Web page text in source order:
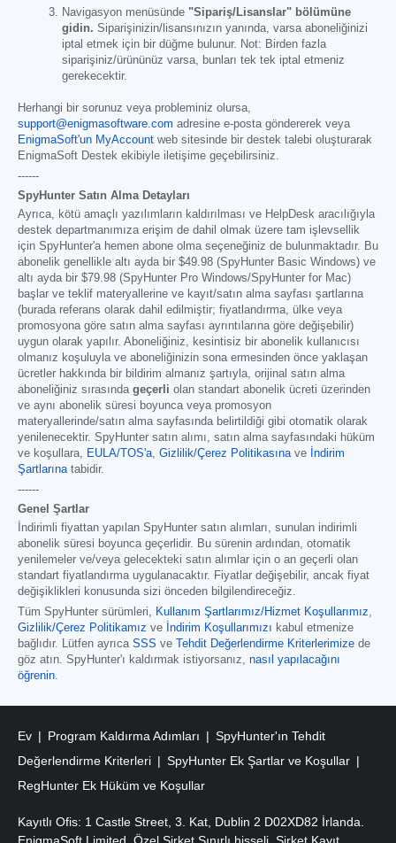
Navigasyon menüsünde "Sipariş/Lisanslar" bölümüne
gidin. Siparişinizin/lisansınızın yanında, varsa aboneliğinizi
iptal etmek için bir düğme bulunur. Not: Birden fazla
siparişiniz/ürününüz varsa, bunları tek tek iptal etmeniz
gerekecektir.
Herhangi bir sorunuz veya probleminiz olursa,
support@enigmasoftware.com adresine e-posta göndererek veya
EnigmaSoft'un MyAccount web sitesinde bir destek talebi oluşturarak
EnigmaSoft Destek ekibiyle iletişime geçebilirsiniz.
------
SpyHunter Satın Alma Detayları
Ayrıca, kötü amaçlı yazılımların kaldırılması ve HelpDesk aracılığıyla
destek departmanımıza erişim de dahil olmak üzere tam işlevsellik
için SpyHunter'a hemen abone olma seçeneğiniz de bulunmaktadır. Bu
abonelik genellikle altı ayda bir $49.98 (SpyHunter Basic Windows) ve
altı ayda bir $79.98 (SpyHunter Pro Windows/SpyHunter for Mac)
başlar ve teklif materyallerine ve kayıt/satın alma sayfası şartlarına
(burada referans olarak dahil edilmiştir; fiyatlandırma, ülke veya
promosyona göre satın alma sayfası ayrıntılarına göre değişebilir)
uygun olarak yapılır. Aboneliğiniz, kesintisiz bir abonelik kullanıcısı
olmanız koşuluyla ve aboneliğinizin sona ermesinden önce yaklaşan
ücretler hakkında bir bildirim almanız şartıyla, orijinal satın alma
aboneliğiniz sırasında geçerli olan standart abonelik ücreti üzerinden
ve aynı abonelik süresi boyunca veya promosyon
materyallerinde/satın alma sayfasında belirtildiği gibi otomatik olarak
yenilenecektir. SpyHunter satın alımı, satın alma sayfasındaki hüküm
ve koşullara, EULA/TOS'a, Gizlilik/Çerez Politikasınave İndirim
Şartlarınatabidir.
------
Genel Şartlar
İndirimli fiyattan yapılan SpyHunter satın alımları, sunulan indirimli
abonelik süresi boyunca geçerlidir. Bu sürenin ardından, otomatik
yenilemeler ve/veya gelecekteki satın alımlar için o an geçerli olan
standart fiyatlandırma uygulanacaktır. Fiyatlar değişebilir, ancak fiyat
değişiklikleri konusunda sizi önceden bilgilendireceğiz.
Tüm SpyHunter sürümleri, Kullanım Şartlarımız/Hizmet Koşullarımız,
Gizlilik/Çerez Politikamız ve İndirim Koşullarımızı kabul etmenize
bağlıdır. Lütfen ayrıca SSS ve Tehdit Değerlendirme Kriterlerimize de
göz atın. SpyHunter'ı kaldırmak istiyorsanız, nasıl yapılacağını
öğrenin.
Ev Program Kaldırma Adımları
SpyHunter'ın Tehdit
Değerlendirme Kriterleri
SpyHunter Ek Şartlar ve Koşullar
RegHunter Ek Hüküm ve Koşullar
Kayıtlı Ofis: 1 Castle Street, 3. Kat, Dublin 2 D02XD82 İrlanda.